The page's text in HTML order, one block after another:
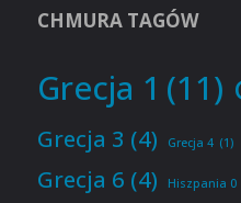
CHMURA TAGÓW
Grecja 1 (11)
Grecja 3 (4) Grecja 4 (1)
Grecja 6 (4) Hiszpania 0